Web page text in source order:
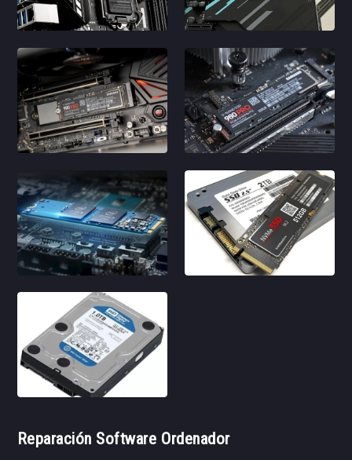
Reparación Software Ordenador